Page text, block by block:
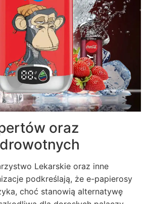
oraz
Lekarskie oraz inne
podkreślają, że e-papierosy
choć stanowią alternatywę